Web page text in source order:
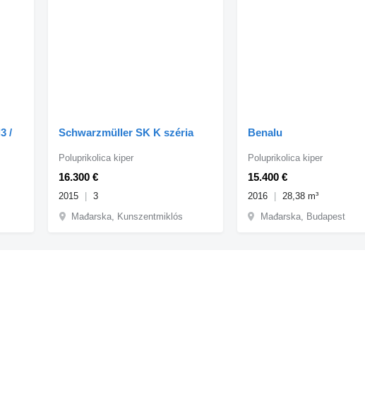
/
Schwarzmüller SK K széria
16.300 €
Poluprikolica kiper
2015
3
Mađarska, Kunszentmiklós
Benalu
15.400 €
Poluprikolica kiper
2016
28,38 m³
Mađarska, Budapest